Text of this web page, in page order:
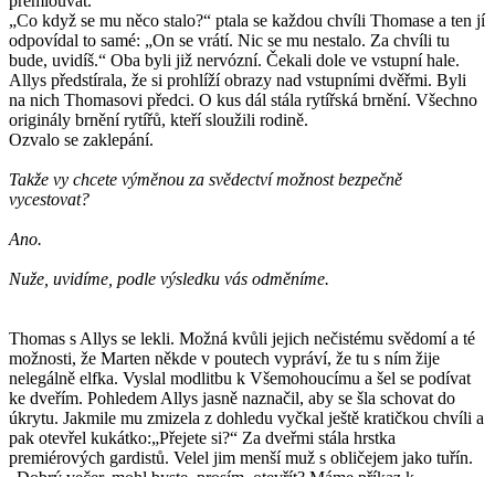
„Co když se mu něco stalo?“ ptala se každou chvíli Thomase a ten jí
odpovídal to samé: „On se vrátí. Nic se mu nestalo. Za chvíli tu
bude, uvidíš.“ Oba byli již nervózní. Čekali dole ve vstupní hale.
Allys předstírala, že si prohlíží obrazy nad vstupními dvěřmi. Byli
na nich Thomasovi předci. O kus dál stála rytířská brnění. Všechno
originály brnění rytířů, kteří sloužili rodině.
Ozvalo se zaklepání.
Takže vy chcete výměnou za svědectví možnost bezpečně
vycestovat?
Ano.
Nuže, uvidíme, podle výsledku vás odměníme.
Thomas s Allys se lekli. Možná kvůli jejich nečistému svědomí a té
možnosti, že Marten někde v poutech vypráví, že tu s ním žije
nelegálně elfka. Vyslal modlitbu k Všemohoucímu a šel se podívat
ke dveřím. Pohledem Allys jasně naznačil, aby se šla schovat do
úkrytu. Jakmile mu zmizela z dohledu vyčkal ještě kratičkou chvíli a
pak otevřel kukátko:„Přejete si?“ Za dveřmi stála hrstka
premiérových gardistů. Velel jim menší muž s obličejem jako tuřín.